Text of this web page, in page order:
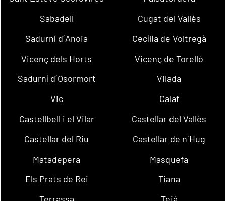
Sabadell
Cugat del Vallès
Sadurní d´Anoia
Cecília de Voltregà
Vicenç dels Horts
Vicenç de Torelló
Sadurní d´Osormort
Vilada
Vic
Calaf
Castellbell i el Vilar
Castellar del Vallès
Castellar del Riu
Castellar de n´Hug
Matadepera
Masquefa
Els Prats de Rei
Tiana